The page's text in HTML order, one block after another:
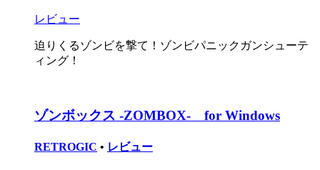
レビュー
迫りくるゾンビを撃て！ゾンビパニックガンシューテ
ィング！
ゾンボックス -ZOMBOX- for Windows
RETROGIC • レビュー